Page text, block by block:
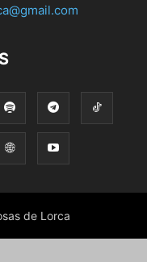
de Lorca